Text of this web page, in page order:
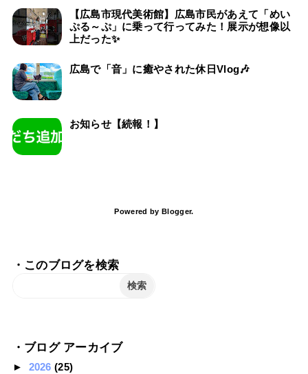
【広島市現代美術館】広島市民があえて「めい
ぷる～ぷ」に乗って行ってみた！展示が想像以
上だった✨
広島で「音」に癒やされた休日Vlog🎶
お知らせ【続報！】
Powered by Blogger.
・このブログを検索
・ブログ アーカイブ
► 2026(25)